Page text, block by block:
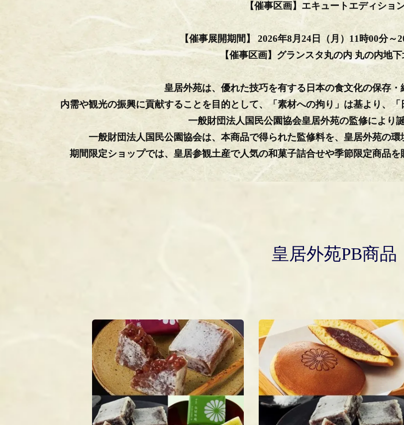
【催事区画】 エキュートエディショ
【催事展開期間】 2026年8月24日（月）11時00分～
【催事区画】 グランスタ丸の内丸の内地
皇居外苑は、優れた技巧を有する日本の食文化の保存・
内需や観光の振興に貢献することを目的として、「素材への拘り」は基より、
一般財団法人国民公園協会皇居外苑の監修により
一般財団法人国民公園協会は、本商品で得られた監修料を、皇居外苑の環
期間限定ショップでは、皇居参観土産で人気の和菓子詰合せや季節限定商品を
皇居外苑PB商品